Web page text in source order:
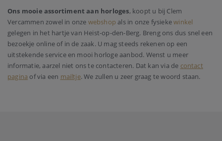
Ons mooie assortiment aan horloges, koopt u bij Clem
Vercammen zowel in onze webshop als in onze fysiekewinkel
gelegen in het hartje van Heist-op-den-Berg. Breng ons dus snel een
bezoekje online of in de zaak. U mag steeds rekenen op een
uitstekende service en mooi horloge aanbod. Wenst u meer
informatie, aarzel niet ons te contacteren. Dat kan via de contact
pagina of via een mailtje. We zullen u zeer graag te woord staan.